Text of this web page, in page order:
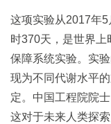
这项实验从2017年
时370天，是世界上
保障系统实验。实
现为不同代谢水平
定。中国工程院院
这对于未来人类探